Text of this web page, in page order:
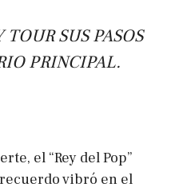
SUS PASOS
PRINCIPAL.
el “Rey del Pop”
vibró en el